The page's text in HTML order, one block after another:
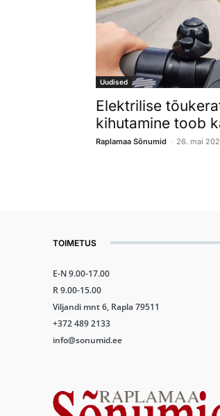
Uudised
Elektrilise
kihutamine toob
Raplamaa Sõnumid - 26. mai
TOIMETUS
E-N 9.00-17.00
R 9.00-15.00
Viljandi mnt 6, Rapla 79511
+372 489 2133
info@sonumid.ee